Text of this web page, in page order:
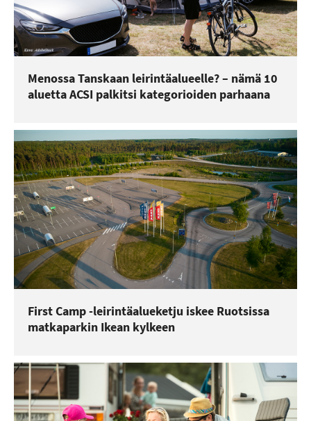
Menossa Tanskaan leirintäalueelle? – nämä 10
aluetta ACSI palkitsi kategorioiden parhaana
First Camp -leirintäalueketju iskee Ruotsissa
matkaparkin Ikean kylkeen